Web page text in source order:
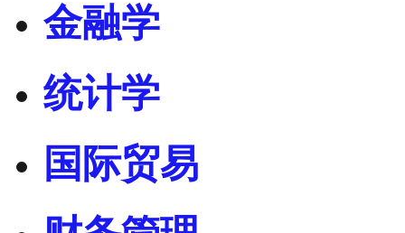
金融学
统计学
国际贸易